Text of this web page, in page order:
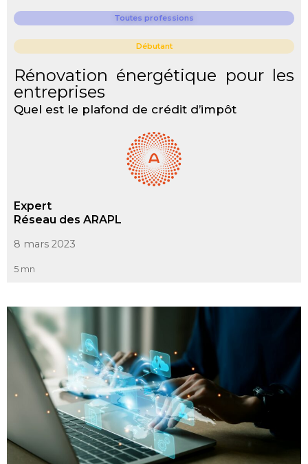
Toutes professions
Débutant
Rénovation énergétique pour les
entreprises
Quel est le plafond de crédit d’impôt
Expert
Réseau des ARAPL
8 mars 2023
5 mn